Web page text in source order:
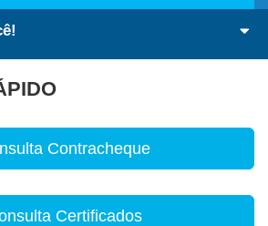
Contracheque
Certificados